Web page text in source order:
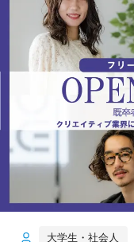
大学生・社会人